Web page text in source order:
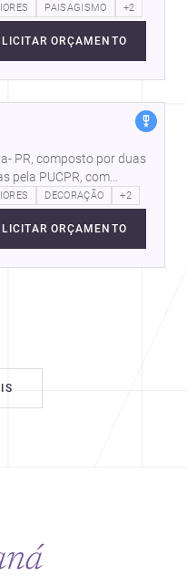
PAISAGISMO +2
ORÇAMENTO
PR, composto por duas
pela PUCPR, com
DECORAÇÃO +2
ORÇAMENTO